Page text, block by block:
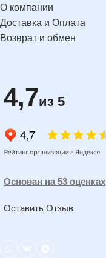
О компании
Доставка и Оплата
Возврат и обмен
4,7из 5
Основан на 53 оценках
Оставить Отзыв